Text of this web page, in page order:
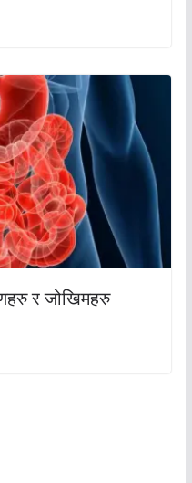
र जोखिमहरु